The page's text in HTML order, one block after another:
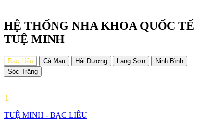
HỆ THỐNG NHA KHOA QUỐC TẾ
TUỆ MINH
Bạc Liêu Cà Mau Hải Dương Lạng Sơn
Ninh Bình
Sóc Trăng
1
TUỆ MINH - BẠC LIÊU